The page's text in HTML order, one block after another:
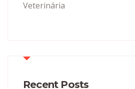
Veterinária
Recent Posts